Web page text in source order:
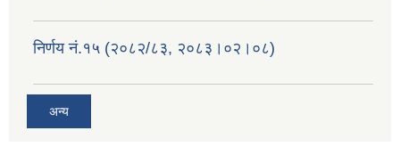
निर्णय नं.१५ (२०८२/८३, २०८३।०२।०८)
अन्य